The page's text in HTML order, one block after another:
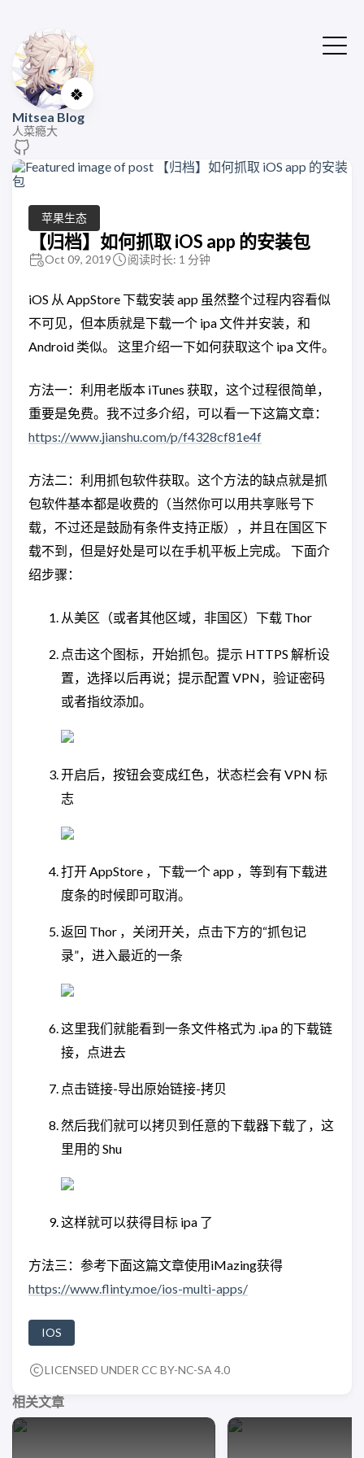
🍀
Mitsea Blog
人菜瘾大
苹果生态
【归档】如何抓取 iOS app 的安装包
Oct 09, 2019 阅读时长: 1 分钟
iOS 从 AppStore 下载安装 app 虽然整个过程内容看似
不可见，但本质就是下载一个 ipa 文件并安装，和
Android 类似。 这里介绍一下如何获取这个 ipa 文件。
方法一：利用老版本 iTunes 获取，这个过程很简单，
重要是免费。我不过多介绍，可以看一下这篇文章：
https://www.jianshu.com/p/f4328cf81e4f
方法二：利用抓包软件获取。这个方法的缺点就是抓
包软件基本都是收费的（当然你可以用共享账号下
载，不过还是鼓励有条件支持正版），并且在国区下
载不到，但是好处是可以在手机平板上完成。 下面介
绍步骤：
从美区（或者其他区域，非国区）下载 Thor
点击这个图标，开始抓包。提示 HTTPS 解析设
置，选择以后再说；提示配置 VPN，验证密码
或者指纹添加。
开启后，按钮会变成红色，状态栏会有 VPN 标
志
打开 AppStore ，下载一个 app ，等到有下载进
度条的时候即可取消。
返回 Thor ，关闭开关，点击下方的“抓包记
录”，进入最近的一条
这里我们就能看到一条文件格式为 .ipa 的下载链
接，点进去
点击链接-导出原始链接-拷贝
然后我们就可以拷贝到任意的下载器下载了，这
里用的 Shu
这样就可以获得目标 ipa 了
方法三：参考下面这篇文章使用iMazing获得
https://www.flinty.moe/ios-multi-apps/
IOS
LICENSED UNDER CC BY-NC-SA 4.0
相关文章